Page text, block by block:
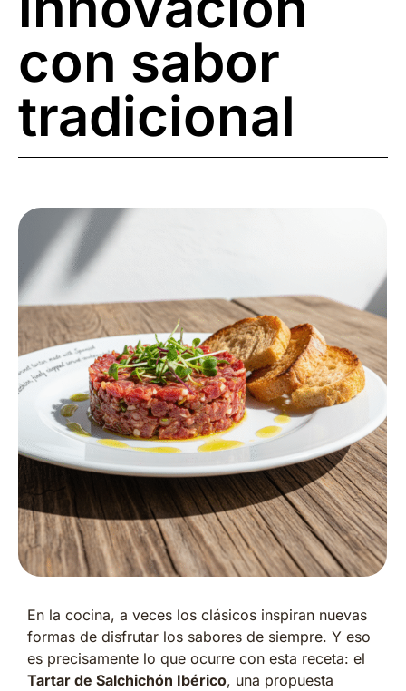
con sabor
tradicional
En la cocina, a veces los clásicos inspiran nuevas
formas de disfrutar los sabores de siempre. Y eso
es precisamente lo que ocurre con esta receta: el
Tartar de Salchichón Ibérico, una propuesta